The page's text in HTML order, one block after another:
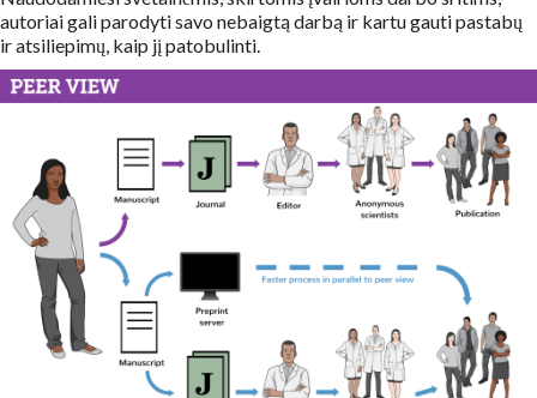
autoriai gali parodyti savo nebaigtą darbą ir kartu gauti pastabų
ir atsiliepimų, kaip jį patobulinti.